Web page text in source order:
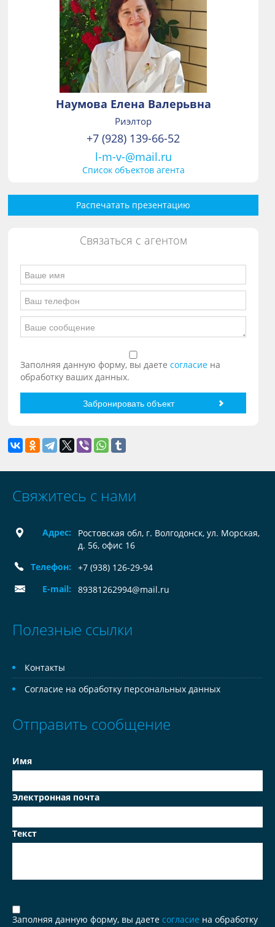
Наумова Елена Валерьвна
Риэлтор
+7 (928) 139-66-52
l-m-v-@mail.ru
Список объектов агента
Распечатать презентацию
Связаться с агентом
Заполняя данную форму, вы даетесогласие на
обработку ваших данных.
Свяжитесь с нами
Адрес:
Ростовская обл, г. Волгодонск, ул. Морская,
д. 56, офис 16
Телефон:
+7 (938) 126-29-94
E-mail:
89381262994@mail.ru
Полезные ссылки
Контакты
Согласие на обработку персональных данных
Отправить сообщение
Имя
Электронная почта
Текст
Заполняя данную форму, вы даете согласие на обработку